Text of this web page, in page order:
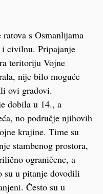
s Osmanlijama
civilnu. Pripajanje
teritoriju Vojne
nije bilo moguće
ovi gradovi.
dobila u 14., a
no područje njihovih
krajine. Time su
stambenog prostora,
ograničene, a
su u pitanje dovodili
Često su u